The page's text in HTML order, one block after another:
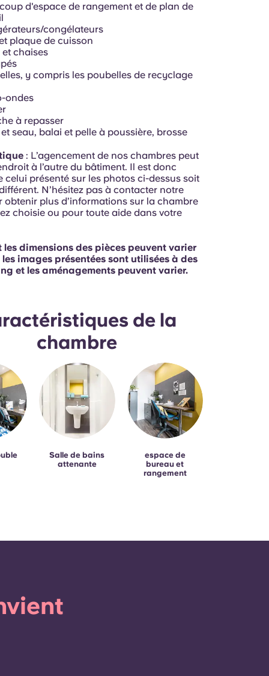
d'espace de rangement et de plan de
congélateurs
plaque de cuisson
et chaises
y compris les poubelles de recyclage
ondes
à repasser
seau, balai et pelle à poussière, brosse
: L’agencement de nos chambres peut
à l’autre du bâtiment. Il est donc
celui présenté sur les photos ci-dessus soit
N’hésitez pas à contacter notre
obtenir plus d’informations sur la chambre
choisie ou pour toute aide dans votre
les dimensions des pièces peuvent varier
images présentées sont utilisées à des
et les aménagements peuvent varier.
de la
chambre
Salle de bains
attenante
espace de
bureau et
rangement